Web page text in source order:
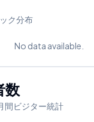
ク分布
No data available.
数
間ビジター統計